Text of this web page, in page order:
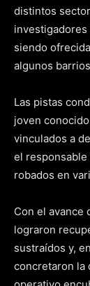
distintos
investigadores
siendo
algunos
Las pistas
joven
vinculados a
el
robados en
Con el avance
lograron
sustraídos y,
concretaron la